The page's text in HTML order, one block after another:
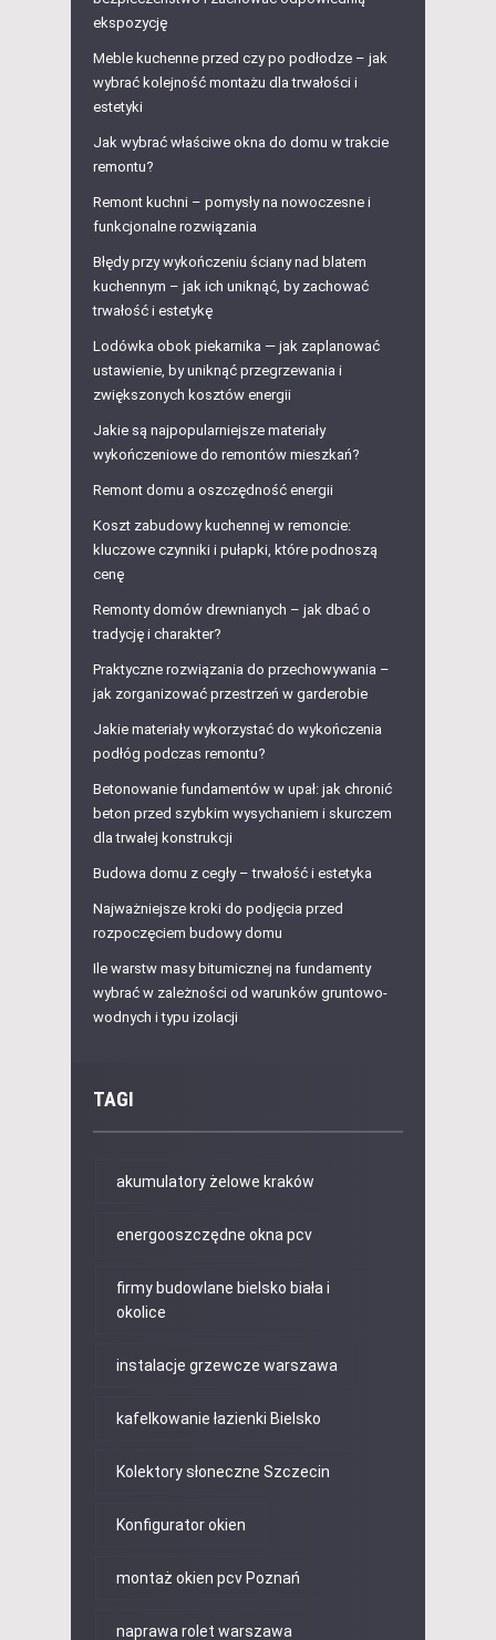
ekspozycję
Meble kuchenne przed czy po podłodze – jak
wybrać kolejność montażu dla trwałości i
estetyki
Jak wybrać właściwe okna do domu w trakcie
remontu?
Remont kuchni – pomysły na nowoczesne i
funkcjonalne rozwiązania
Błędy przy wykończeniu ściany nad blatem
kuchennym – jak ich uniknąć, by zachować
trwałość i estetykę
Lodówka obok piekarnika — jak zaplanować
ustawienie, by uniknąć przegrzewania i
zwiększonych kosztów energii
Jakie są najpopularniejsze materiały
wykończeniowe do remontów mieszkań?
Remont domu a oszczędność energii
Koszt zabudowy kuchennej w remoncie:
kluczowe czynniki i pułapki, które podnoszą
cenę
Remonty domów drewnianych – jak dbać o
tradycję i charakter?
Praktyczne rozwiązania do przechowywania –
jak zorganizować przestrzeń w garderobie
Jakie materiały wykorzystać do wykończenia
podłóg podczas remontu?
Betonowanie fundamentów w upał: jak chronić
beton przed szybkim wysychaniem i skurczem
dla trwałej konstrukcji
Budowa domu z cegły – trwałość i estetyka
Najważniejsze kroki do podjęcia przed
rozpoczęciem budowy domu
Ile warstw masy bitumicznej na fundamenty
wybrać w zależności od warunków gruntowo-
wodnych i typu izolacji
TAGI
akumulatory żelowe kraków
energooszczędne okna pcv
firmy budowlane bielsko biała i
okolice
instalacje grzewcze warszawa
kafelkowanie łazienki Bielsko
Kolektory słoneczne Szczecin
Konfigurator okien
montaż okien pcv Poznań
naprawa rolet warszawa